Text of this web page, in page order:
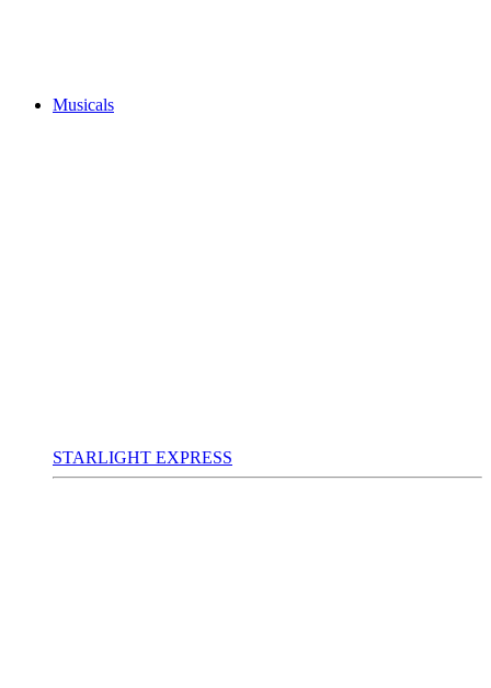
Musicals
STARLIGHT EXPRESS